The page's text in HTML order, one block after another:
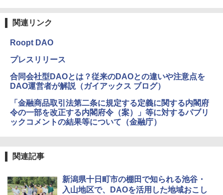
関連リンク
Roopt DAO
プレスリリース
合同会社型DAOとは？従来のDAOとの違いや注意点を
DAO運営者が解説（ガイアックス ブログ）
「金融商品取引法第二条に規定する定義に関する内閣府
令の一部を改正する内閣府令（案）」等に対するパブリ
ックコメントの結果等について（金融庁）
関連記事
新潟県十日町市の棚田で知られる池谷・
入山地区で、DAOを活用した地域おこし